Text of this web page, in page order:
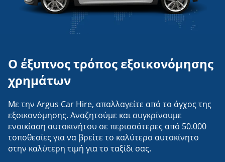
Ο έξυπνος τρόπος εξοικονόμησης
χρημάτων
Με την Argus Car Hire, απαλλαγείτε από το άγχος της
εξοικονόμησης. Αναζητούμε και συγκρίνουμε
ενοικίαση αυτοκινήτου σε περισσότερες από 50.000
τοποθεσίες για να βρείτε το καλύτερο αυτοκίνητο
στην καλύτερη τιμή για το ταξίδι σας.